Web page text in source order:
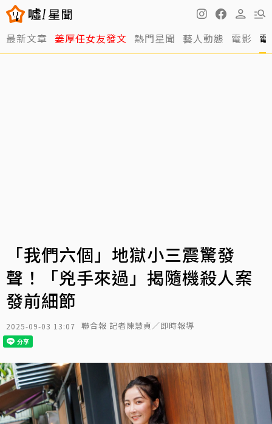
最新文章 姜厚任女友發文 熱門星聞 藝人動態 電影
「我們六個」地獄小三震驚發
聲！「兇手來過」揭隨機殺人案
發前細節
2025-09-03 13:07 聯合報 記者陳慧貞／即時報導